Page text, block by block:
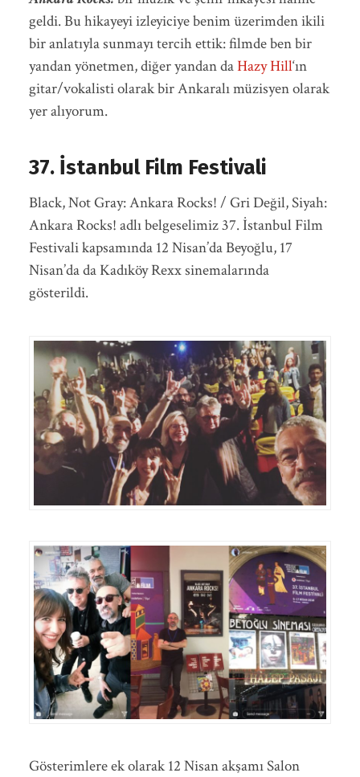
geldi. Bu hikayeyi izleyiciye benim üzerimden ikili
bir anlatıyla sunmayı tercih ettik: filmde ben bir
yandan yönetmen, diğer yandan daHazy Hill‘ın
gitar/vokalisti olarak bir Ankaralı müzisyen olarak
yer alıyorum.
37. İstanbul Film Festivali
Black, Not Gray: Ankara Rocks! / Gri Değil, Siyah:
Ankara Rocks! adlı belgeselimiz 37. İstanbul Film
Festivali kapsamında 12 Nisan’da Beyoğlu, 17
Nisan’da da Kadıköy Rexx sinemalarında
gösterildi.
Gösterimlere ek olarak 12 Nisan akşamı Salon